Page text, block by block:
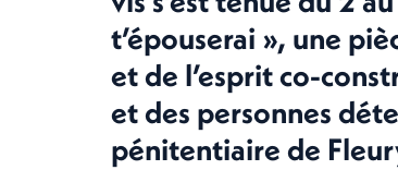
t’épouserai », une
et de l’esprit co-
et des personnes
pénitentiaire de